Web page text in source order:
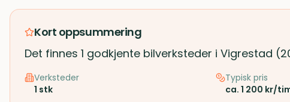
Kort oppsummering
Det finnes 1 godkjente bilverksteder i Vigrestad
Verksteder
1 stk
Typisk pris
ca. 1 200 kr/